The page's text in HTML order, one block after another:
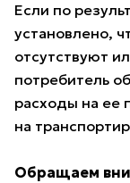
Если по
установлено,
отсутствуют
потребитель
расходы на ее
на
Обращаем